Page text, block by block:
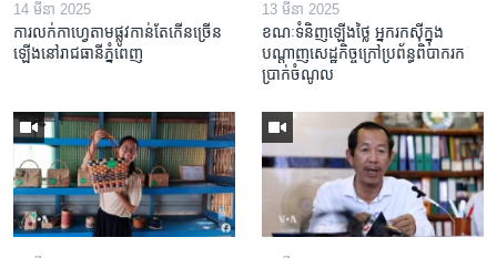
14 មីនា 2025
ការលក់​កាហ្វេ​តាម​ផ្លូវ​កាន់តែ​កើន​ច្រើន​
ឡើង​នៅ​រាជធានី​ភ្នំពេញ
13 មីនា 2025
ខណៈទំនិញឡើងថ្លៃ អ្នករកស៊ីក្នុង​
បណ្តាញ​សេដ្ឋកិច្ចក្រៅ​ប្រព័ន្ធពិបាក​រក​
ប្រាក់​ចំណូល